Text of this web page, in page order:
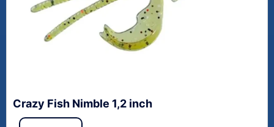
Crazy Fish Nimble 1,2 inch